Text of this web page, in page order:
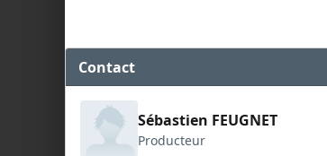
Contact
Sébastien FEUGNET
Producteur